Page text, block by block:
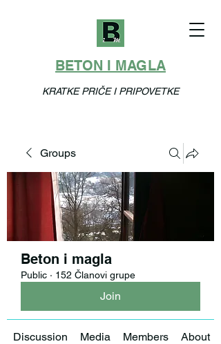
BETON I MAGLA
KRATKE PRIČE I PRIPOVETKE
Groups
Beton i magla
Public · 152 Članovi grupe
Join
Discussion Media Members About